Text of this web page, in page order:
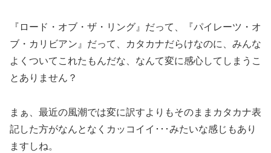
『ロード・オブ・ザ・リング』だって、『パイレーツ・オ
ブ・カリビアン』だって、カタカナだらけなのに、みんな
よくついてこれたもんだな、なんて変に感心してしまうこ
とありません？
まぁ、最近の風潮では変に訳すよりもそのままカタカナ表
記した方がなんとなくカッコイイ･･･みたいな感じもあり
ますしね。